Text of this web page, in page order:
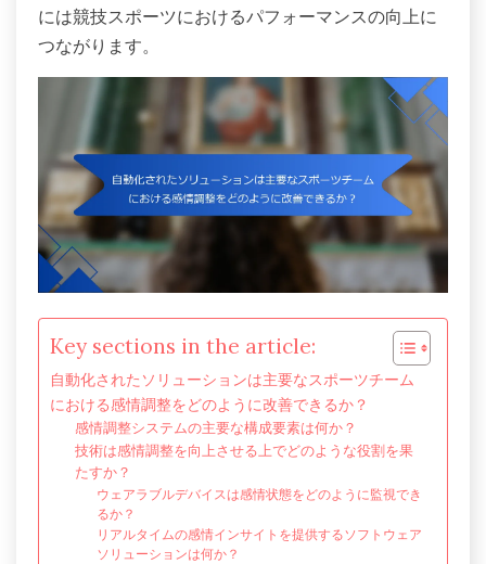
には競技スポーツにおけるパフォーマンスの向上に
つながります。
Key sections in the article:
自動化されたソリューションは主要なスポーツチーム
における感情調整をどのように改善できるか？
感情調整システムの主要な構成要素は何か？
技術は感情調整を向上させる上でどのような役割を果
たすか？
ウェアラブルデバイスは感情状態をどのように監視でき
るか？
リアルタイムの感情インサイトを提供するソフトウェア
ソリューションは何か？